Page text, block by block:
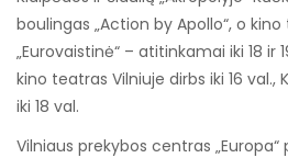
boulingas „Action by Apollo“, o kino
„Eurovaistinė“ – atitinkamai iki 18 ir
kino teatras Vilniuje dirbs iki 16 val.,
iki 18 val.
Vilniaus prekybos centras